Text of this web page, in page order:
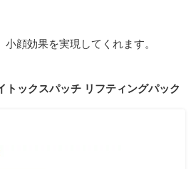
顔効果を実現してくれます。
ックスパッチ リフティングパック